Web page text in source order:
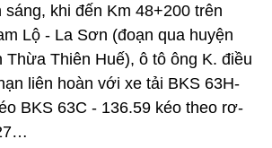
khi đến Km 48+200 trên
Lộ - La Sơn (đoạn qua huyện
Thừa Thiên Huế), ô tô ông K. điều
liên hoàn với xe tải BKS 63H-
BKS 63C - 136.59 kéo theo rơ-